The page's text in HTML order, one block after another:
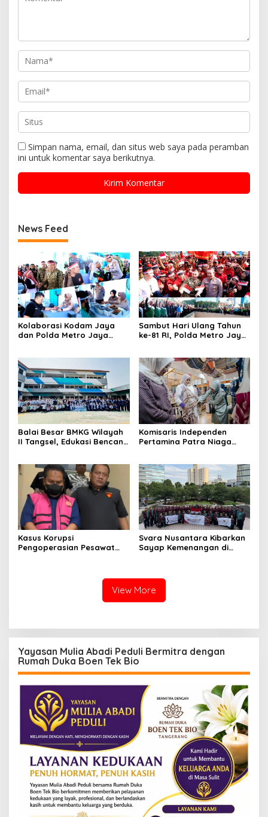
Simpan nama, email, dan situs web saya pada peramban
ini untuk komentar saya berikutnya.
News Feed
Kolaborasi Kodam Jaya
dan Polda Metro Jaya
Sambut Hari Ulang Tahun
ke-81 RI, Polda Metro Jaya
Balai Besar BMKG Wilayah
II Tangsel, Edukasi Bencana
23
Komisaris Independen
Pertamina Patra Niaga
Sentuhan Kemanusiaan dan
Keberlanjutan
Kasus Korupsi
Pengoperasian Pesawat
Svara Nusantara Kibarkan
Sayap Kemenangan di
View More
Yayasan Mulia Abadi Peduli Bermitra dengan
Rumah Duka Boen Tek Bio